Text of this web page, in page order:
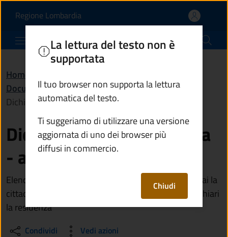
Dichiarazione di
Regione Lombardia(apre in un'altra scheda).
Comune di Monno
Home
Documento (tecnico) di supporto /
Dichiarazione di residenza - allegato A
Dichiarazione di residenza
- allegato A
Elenco dei documenti che devi presentare se non hai la
cittadinanza di uno Stato dell'Unione Europea e dichiari
la residenza
Condividi Vedi azioni
La lettura del testo non è
supportata
Il tuo browser non supporta la lettura
automatica del testo.
Ti suggeriamo di utilizzare una versione
aggiornata di uno dei browser più
diffusi in commercio.
Chiudi